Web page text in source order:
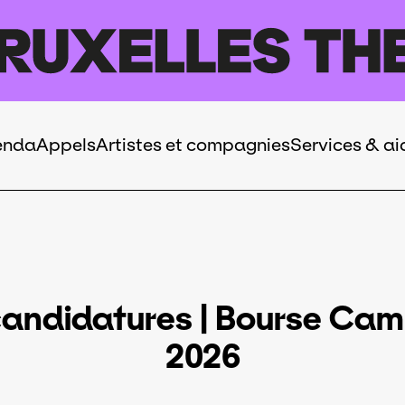
AppelsArtistes et compagniesServices &
| Bourse
2026